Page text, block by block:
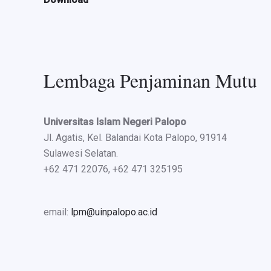
Lembaga Penjaminan Mutu
Universitas Islam Negeri Palopo
Jl. Agatis, Kel. Balandai Kota Palopo, 91914
Sulawesi Selatan.
+62 471 22076, +62 471 325195
email: lpm@uinpalopo.ac.id